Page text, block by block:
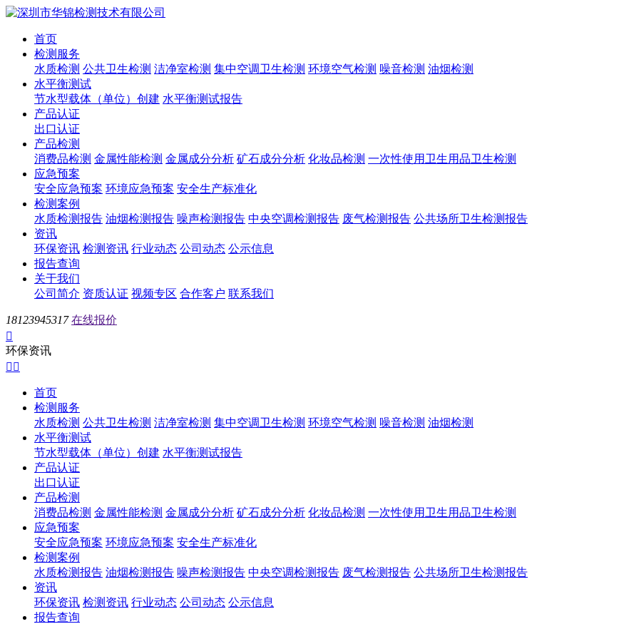
首页
检测服务
水质检测 公共卫生检测 洁净室检测 集中空调卫生检测 环境空气检测 噪音检测 油烟检测
水平衡测试
节水型载体（单位）创建 水平衡测试报告
产品认证
出口认证
产品检测
消费品检测 金属性能检测 金属成分分析 矿石成分分析 化妆品检测 一次性使用卫生用品卫生检测
应急预案
安全应急预案 环境应急预案 安全生产标准化
检测案例
水质检测报告 油烟检测报告 噪声检测报告 中央空调检测报告 废气检测报告 公共场所卫生检测报告
资讯
环保资讯 检测资讯 行业动态 公司动态 公示信息
报告查询
关于我们
公司简介 资质认证 视频专区 合作客户 联系我们
18123945317 在线报价

环保资讯
 
首页
检测服务
水质检测 公共卫生检测 洁净室检测 集中空调卫生检测 环境空气检测 噪音检测 油烟检测
水平衡测试
节水型载体（单位）创建 水平衡测试报告
产品认证
出口认证
产品检测
消费品检测 金属性能检测 金属成分分析 矿石成分分析 化妆品检测 一次性使用卫生用品卫生检测
应急预案
安全应急预案 环境应急预案 安全生产标准化
检测案例
水质检测报告 油烟检测报告 噪声检测报告 中央空调检测报告 废气检测报告 公共场所卫生检测报告
资讯
环保资讯 检测资讯 行业动态 公司动态 公示信息
报告查询